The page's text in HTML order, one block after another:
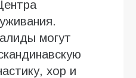
могут
хор и